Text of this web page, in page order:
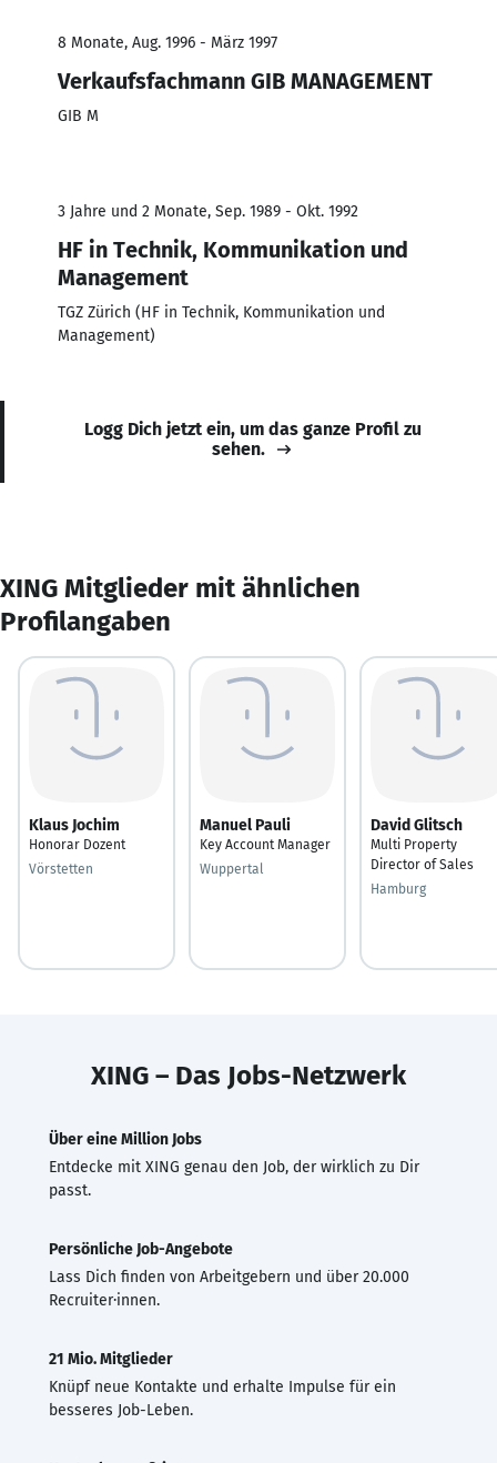
8 Monate, Aug. 1996 - März 1997
Verkaufsfachmann GIB MANAGEMENT
GIB M
3 Jahre und 2 Monate, Sep. 1989 - Okt. 1992
HF in Technik, Kommunikation und
Management
TGZ Zürich (HF in Technik, Kommunikation und
Management)
Logg Dich jetzt ein, um das ganze Profil zu
sehen.
XING Mitglieder mit ähnlichen
Profilangaben
Klaus Jochim
Honorar Dozent
Vörstetten
Manuel Pauli
Key Account Manager
Wuppertal
David Glitsch
Multi Property
Director of Sales
Hamburg
XING – Das Jobs-Netzwerk
Über eine Million Jobs
Entdecke mit XING genau den Job, der wirklich zu Dir
passt.
Persönliche Job-Angebote
Lass Dich finden von Arbeitgebern und über 20.000
Recruiter·innen.
21 Mio. Mitglieder
Knüpf neue Kontakte und erhalte Impulse für ein
besseres Job-Leben.